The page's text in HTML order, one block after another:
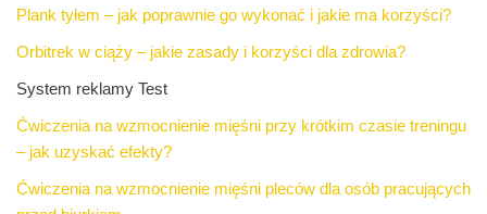
Plank tyłem – jak poprawnie go wykonać i jakie ma korzyści?
Orbitrek w ciąży – jakie zasady i korzyści dla zdrowia?
System reklamy Test
Ćwiczenia na wzmocnienie mięśni przy krótkim czasie treningu
– jak uzyskać efekty?
Ćwiczenia na wzmocnienie mięśni pleców dla osób pracujących